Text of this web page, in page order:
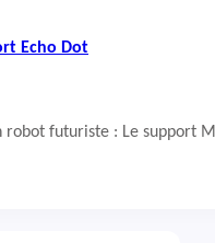
Echo Dot
robot futuriste : Le